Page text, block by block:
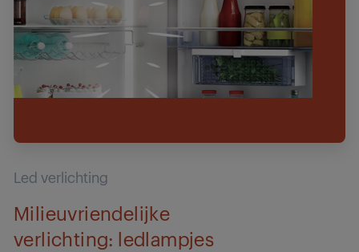
Led verlichting
Milieuvriendelijke
verlichting: ledlampjes